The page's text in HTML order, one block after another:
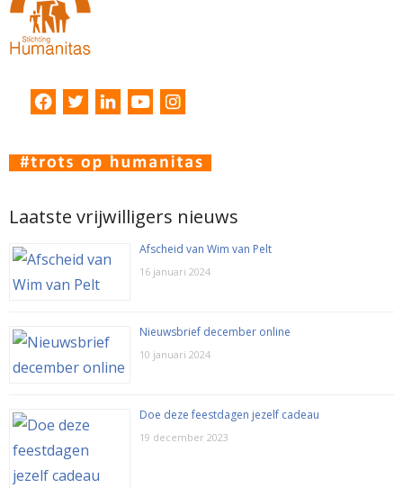
Laatste vrijwilligers nieuws
Afscheid van Wim van Pelt
16 januari 2024
Nieuwsbrief december online
10 januari 2024
Doe deze feestdagen jezelf cadeau
19 december 2023